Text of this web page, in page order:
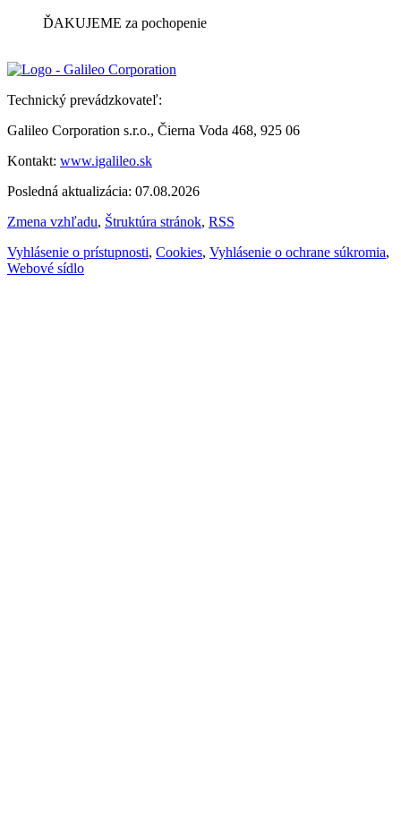
ĎAKUJEME za pochopenie
Technický prevádzkovateľ:
Galileo Corporation s.r.o., Čierna Voda 468, 925 06
Kontakt: www.igalileo.sk
Posledná aktualizácia: 07.08.2026
Zmena vzhľadu, Štruktúra stránok, RSS
Vyhlásenie o prístupnosti, Cookies, Vyhlásenie o ochrane súkromia,
Webové sídlo